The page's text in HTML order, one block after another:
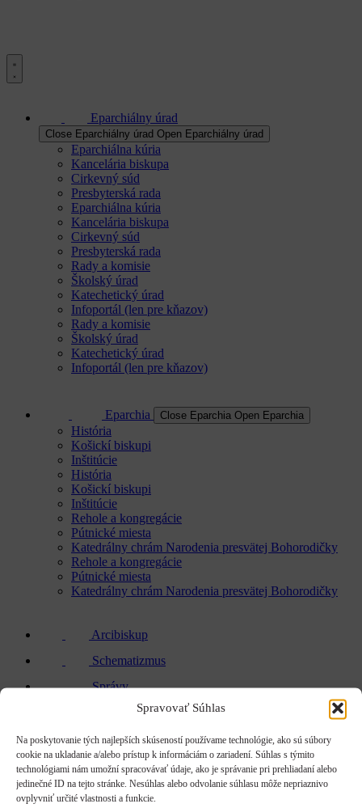
Spravovať Súhlas
Na poskytovanie tých najlepších skúseností používame technológie, ako sú súbory
cookie na ukladanie a/alebo prístup k informáciám o zariadení. Súhlas s týmito
technológiami nám umožní spracovávať údaje, ako je správanie pri prehliadaní alebo
jedinečné ID na tejto stránke. Nesúhlas alebo odvolanie súhlasu môže nepriaznivo
ovplyvniť určité vlastnosti a funkcie.
Eparchiálny úrad
Close Eparchiálny úrad Open Eparchiálny úrad
Eparchiálna kúria
Kancelária biskupa
Cirkevný súd
Presbyterská rada
Eparchiálna kúria
Kancelária biskupa
Cirkevný súd
Presbyterská rada
Rady a komisie
Školský úrad
Katechetický úrad
Infoportál (len pre kňazov)
Rady a komisie
Školský úrad
Katechetický úrad
Infoportál (len pre kňazov)
Eparchia Close Eparchia Open Eparchia
História
Košickí biskupi
Inštitúcie
História
Košickí biskupi
Inštitúcie
Rehole a kongregácie
Pútnické miesta
Katedrálny chrám Narodenia presvätej Bohorodičky
Rehole a kongregácie
Pútnické miesta
Katedrálny chrám Narodenia presvätej Bohorodičky
Arcibiskup
Schematizmus
Správy
Pripravované akcie
ÚVOD
Schematizmus